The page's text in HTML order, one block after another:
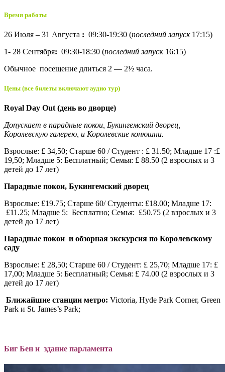
Время работы
26 Июля – 31 Августа : 09:30-19:30 (последний запуск17:15)
1- 28 Сентября: 09:30-18:30 (последний запуск 16:15)
Обычное посещение длиться 2 — 2½ часа.
Цены (все билеты включают аудио тур)
Royal Day Out (день во дворце)
Допускает в парадные покои, Букингемский дворец,
Королевскую галерею, и Королевские конюшни.
Взрослые: £ 34,50; Старше 60 / Студент : £ 31.50; Младше 17 :£
19,50; Младше 5: Бесплатный; Семья: £ 88.50 (2 взрослых и 3
детей до 17 лет)
Парадные покои, Букингемский дворец
Взрослые: £19.75; Старше 60/ Студенты: £18.00; Младше 17:
£11.25; Младше 5: Бесплатно; Семья: £50.75 (2 взрослых и 3
детей до 17 лет)
Парадные покои и обзорная экскурсия по Королевскому
саду
Взрослые: £ 28,50; Старше 60 / Студент: £ 25,70; Младше 17: £
17,00; Младше 5: Бесплатный; Семья: £ 74.00 (2 взрослых и 3
детей до 17 лет)
Ближайшие станции метро: Victoria, Hyde Park Corner, Green
Park и St. James’s Park;
Биг Бен и здание парламента